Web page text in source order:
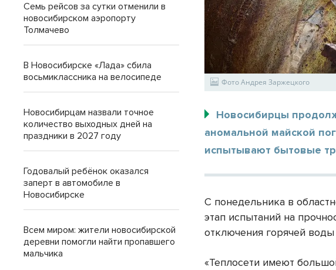
Фото Андрея Заржецкого
Новосибирцы
аномальной майской
испытывают бытовые
С понедельника в
этап испытаний на
отключения горячей воды
«Теплосети имеют
Семь рейсов за сутки отменили в
новосибирском аэропорту
Толмачево
В Новосибирске «Лада» сбила
восьмиклассника на велосипеде
Новосибирцам назвали точное
количество выходных дней на
праздники в 2027 году
Годовалый ребёнок оказался
заперт в автомобиле в
Новосибирске
Всем миром: жители новосибирской
деревни помогли найти пропавшего
мальчика